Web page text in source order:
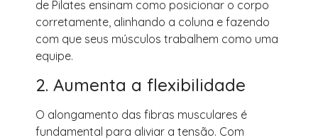
de Pilates ensinam como posicionar o corpo
corretamente, alinhando a coluna e fazendo
com que seus músculos trabalhem como uma
equipe.
2. Aumenta a flexibilidade
O alongamento das fibras musculares é
fundamental para aliviar a tensão. Com